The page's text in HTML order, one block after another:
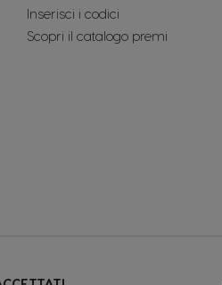
Inserisci i codici
Scopri il catalogo premi